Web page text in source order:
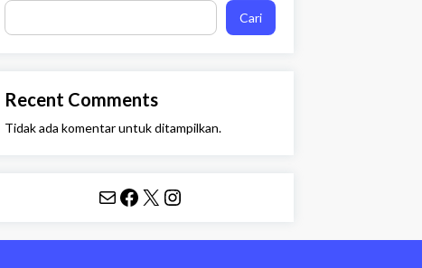
Cari
Recent Comments
Tidak ada komentar untuk ditampilkan.
Mail Facebook X Instagram